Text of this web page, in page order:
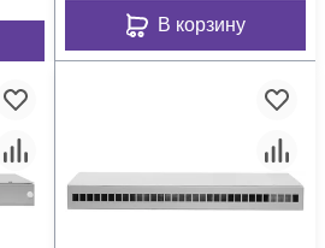
В корзину